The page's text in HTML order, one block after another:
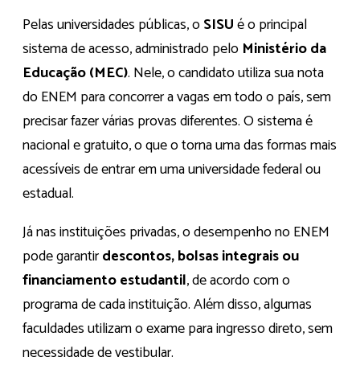
Pelas universidades públicas, oSISUé o principal
sistema de acesso, administrado pelo Ministério da
Educação (MEC). Nele, o candidato utiliza sua nota
do ENEM para concorrer a vagas em todo o país, sem
precisar fazer várias provas diferentes. O sistema é
nacional e gratuito, o que o torna uma das formas mais
acessíveis de entrar em uma universidade federal ou
estadual.
Já nas instituições privadas, o desempenho no ENEM
pode garantirdescontos, bolsas integrais ou
financiamento estudantil, de acordo com o
programa de cada instituição. Além disso, algumas
faculdades utilizam o exame para ingresso direto, sem
necessidade de vestibular.